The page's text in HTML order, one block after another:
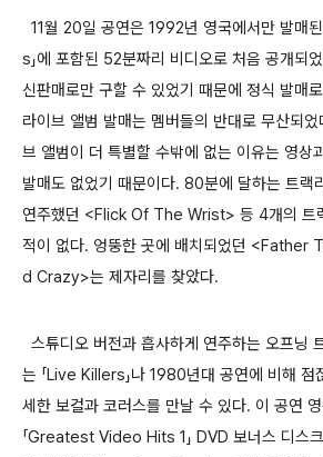
11월 20일 공연은 1992년 영국에서만 발매
s」에 포함된 52분짜리 비디오로 처음 공개되
신판매로만 구할 수 있었기 때문에 정식 발매
라이브 앨범 발매는 멤버들의 반대로 무산되
브 앨범이 더 특별할 수밖에 없는 이유는 영상
발매도 없었기 때문이다. 80분에 달하는 트랙
연주했던 <Flick Of The Wrist> 등 4개의 트
적이 없다. 엉뚱한 곳에 배치되었던
d Crazy>는 제자리를 찾았다.
스튜디오 버전과 흡사하게 연주하는 오프
는 「Live Killers」나 1980년대 공연에 비해
세한 보컬과 코러스를 만날 수 있다. 이 공연
「Greatest Video Hits 1」 DVD 보너스 디스